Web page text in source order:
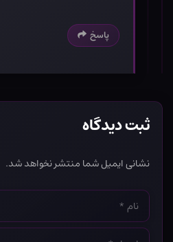
پاسخ
ثبت دیدگاه
نشانی ایمیل شما منتشر نخواهد شد.
نام
*
ایمیل